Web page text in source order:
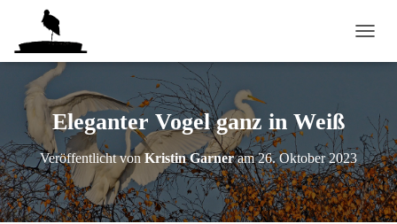
Eleganter Vogel ganz in Weiß
Veröffentlicht vonKristin Garneram26. Oktober 2023